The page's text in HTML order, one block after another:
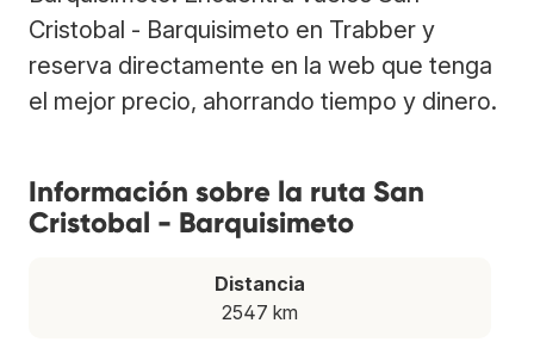
Cristobal - Barquisimeto en Trabber y
reserva directamente en la web que tenga
el mejor precio, ahorrando tiempo y dinero.
Información sobre la ruta San
Cristobal - Barquisimeto
Distancia
2547 km